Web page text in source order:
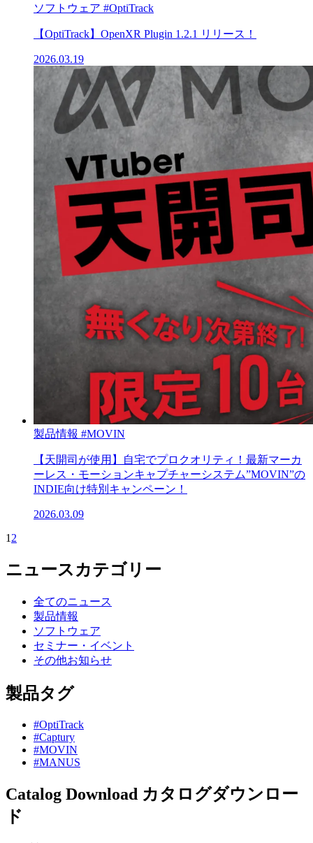
ソフトウェア #OptiTrack
【OptiTrack】OpenXR Plugin 1.2.1 リリース！
2026.03.19
製品情報 #MOVIN
【天開司が使用】自宅でプロクオリティ！最新マーカ
ーレス・モーションキャプチャーシステム”MOVIN”の
INDIE向け特別キャンペーン！
2026.03.09
1 2
ニュースカテゴリー
全てのニュース
製品情報
ソフトウェア
セミナー・イベント
その他お知らせ
製品タグ
#OptiTrack
#Captury
#MOVIN
#MANUS
Catalog Download カタログダウンロー
ド